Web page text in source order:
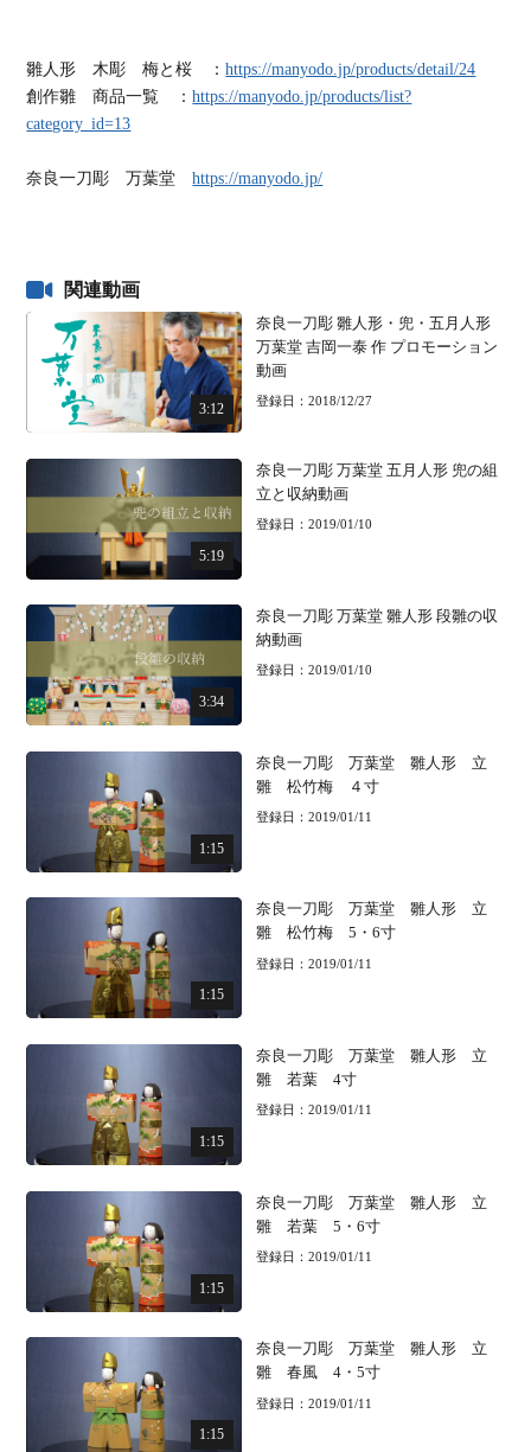
雛人形 木彫 梅と桜 ：https://manyodo.jp/products/detail/24
創作雛 商品一覧 ：https://manyodo.jp/products/list?
category_id=13
奈良一刀彫 万葉堂https://manyodo.jp/
関連動画
3:12
奈良一刀彫 雛人形・兜・五月人形
万葉堂 吉岡一泰 作 プロモーション
動画
登録日：2018/12/27
5:19
奈良一刀彫 万葉堂 五月人形 兜の組
立と収納動画
登録日：2019/01/10
3:34
奈良一刀彫 万葉堂 雛人形 段雛の収
納動画
登録日：2019/01/10
1:15
奈良一刀彫 万葉堂 雛人形 立
雛 松竹梅 ４寸
登録日：2019/01/11
1:15
奈良一刀彫 万葉堂 雛人形 立
雛 松竹梅 5・6寸
登録日：2019/01/11
1:15
奈良一刀彫 万葉堂 雛人形 立
雛 若葉 4寸
登録日：2019/01/11
1:15
奈良一刀彫 万葉堂 雛人形 立
雛 若葉 5・6寸
登録日：2019/01/11
1:15
奈良一刀彫 万葉堂 雛人形 立
雛 春風 4・5寸
登録日：2019/01/11